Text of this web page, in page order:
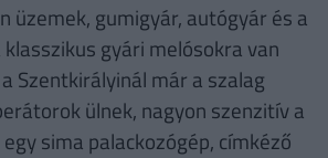
üzemek, gumigyár, autógyár és a
gyári melósokra van
Szentkirályinál már a szalag
ülnek, nagyon szenzitív a
sima palackozógép, címkéző